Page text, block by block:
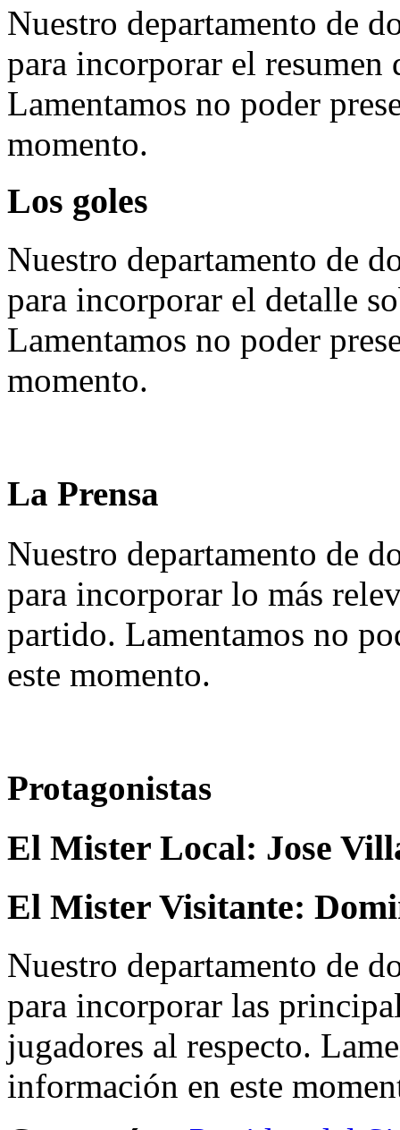
Nuestro departamento de
para incorporar el
Lamentamos no poder
momento.
Los goles
Nuestro departamento de
para incorporar el detalle
Lamentamos no poder
momento.
La Prensa
Nuestro departamento de
para incorporar lo más
partido. Lamentamos no
este momento.
Protagonistas
El Mister Local: Jose
El Mister Visitante:
Nuestro departamento de
para incorporar las
jugadores al respecto.
información en este